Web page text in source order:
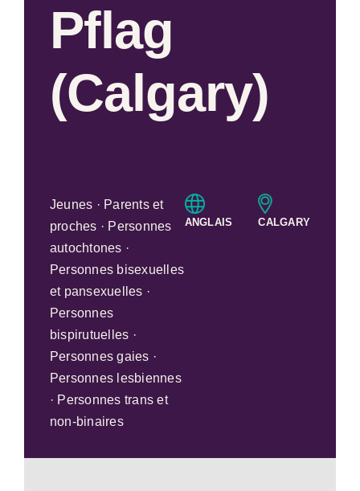
Pflag
(Calgary)
Jeunes · Parents et
proches · Personnes
autochtones ·
Personnes bisexuelles
et pansexuelles ·
Personnes
bispirutuelles ·
Personnes gaies ·
Personnes lesbiennes
· Personnes trans et
non-binaires
ANGLAIS CALGARY